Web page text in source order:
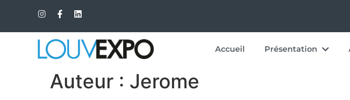
Accueil Présentation
Auteur : Jerome